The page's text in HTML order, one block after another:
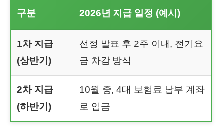
구분 2026년 지급 일정 (예시)
1차 지급
(상반기)
선정 발표 후 2주 이내, 전기요
금 차감 방식
2차 지급
(하반기)
10월 중, 4대 보험료 납부 계좌
로 입금